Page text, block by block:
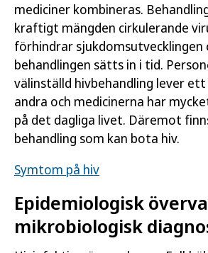
mediciner kombineras.
kraftigt mängden cirkulerande
förhindrar sjukdomsutvecklingen
behandlingen sätts in i tid.
välinställd hivbehandling lever
andra och medicinerna har
på det dagliga livet. Däremot
behandling som kan bota hiv.
Symtom på hiv
Epidemiologisk
mikrobiologisk